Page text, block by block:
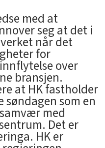
med at
seg at det i
når det
for
over
bransjen.
at HK fastholder
søndagen som en
med
Det er
HK er